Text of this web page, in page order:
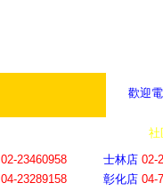
歡迎
社
02-23460958 士林店 02-
04-23289158 彰化店 04-